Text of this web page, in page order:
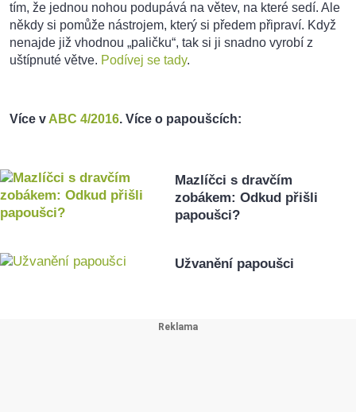
tím, že jednou nohou podupává na větev, na které sedí. Ale
někdy si pomůže nástrojem, který si předem připraví. Když
nenajde již vhodnou „paličku“, tak si ji snadno vyrobí z
uštípnuté větve. Podívej se tady.
Více v ABC 4/2016. Více o papoušcích:
Mazlíčci s dravčím
zobákem: Odkud přišli
papoušci?
Užvanění papoušci